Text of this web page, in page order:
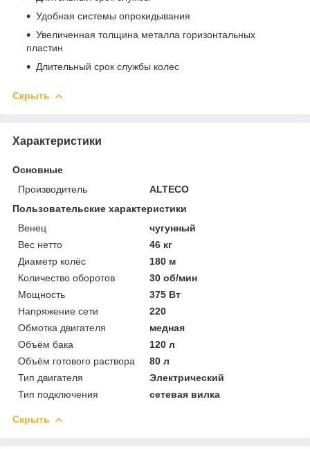
Удобная системы опрокидывания
Увеличенная толщина металла горизонтальных
пластин
Длительный срок службы колес
Скрыть
Характеристики
Основные
Производитель
ALTECO
Пользовательские характеристики
Венец
чугунный
Вес нетто
46 кг
Диаметр колёс
180 м
Количество оборотов
30 об/мин
Мощность
375 Вт
Напряжение сети
220
Обмотка двигателя
медная
Объём бака
120 л
Объём готового раствора
80 л
Тип двигателя
Электрический
Тип подключения
сетевая вилка
Скрыть